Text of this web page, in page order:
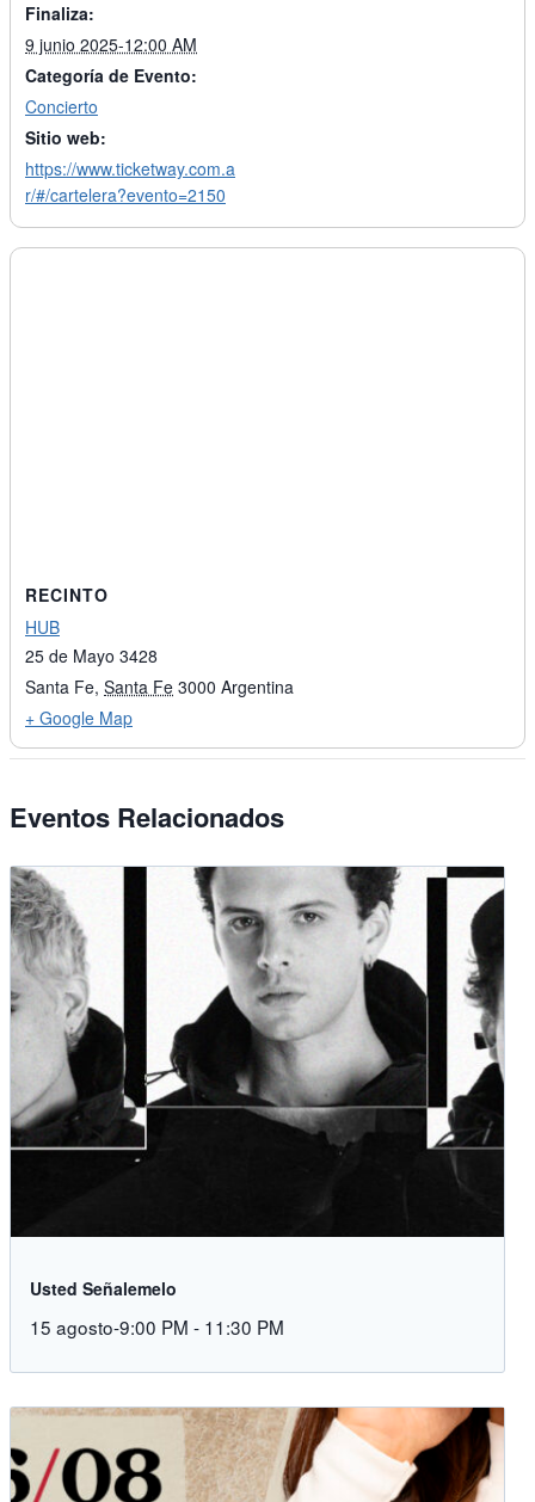
Finaliza:
9 junio 2025-12:00 AM
Categoría de Evento:
Concierto
Sitio web:
https://www.ticketway.com.a
r/#/cartelera?evento=2150
RECINTO
HUB
25 de Mayo 3428
Santa Fe, Santa Fe 3000 Argentina
+ Google Map
Eventos Relacionados
Usted Señalemelo
15 agosto-9:00 PM - 11:30 PM